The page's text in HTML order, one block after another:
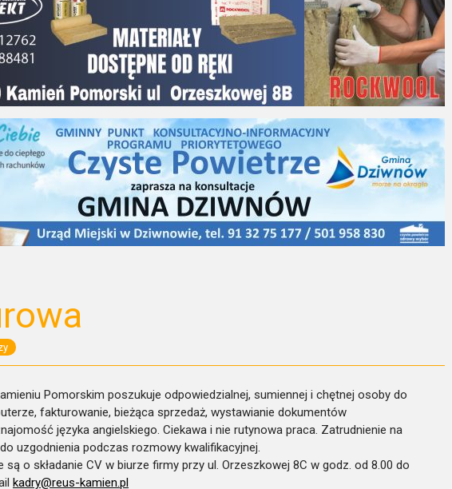
Pomorskim poszukuje odpowiedzialnej, sumiennej i chętnej osoby do
fakturowanie, bieżąca sprzedaż, wystawianie dokumentów
języka angielskiego. Ciekawa i nie rutynowa praca. Zatrudnienie na
uzgodnienia podczas rozmowy kwalifikacyjnej.
o składanie CV w biurze firmy przy ul. Orzeszkowej 8C w godz. od 8.00 do
kadry@reus-kamien.pl